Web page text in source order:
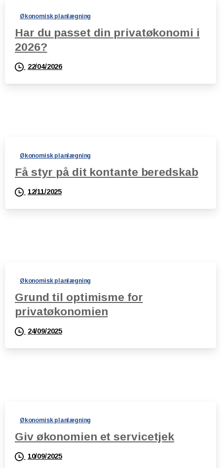
Økonomisk planlægning
Har du passet din privatøkonomi i
2026?
22/04/2026
Økonomisk planlægning
Få styr på dit kontante beredskab
12/11/2025
Økonomisk planlægning
Grund til optimisme for
privatøkonomien
24/09/2025
Økonomisk planlægning
Giv økonomien et servicetjek
10/09/2025